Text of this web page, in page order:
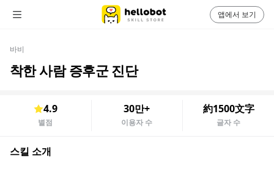
바비
착한 사람 증후군 진단
4.9
별점
30만+
이용자 수
約1500文字
글자 수
스킬 소개
앱에서 보기